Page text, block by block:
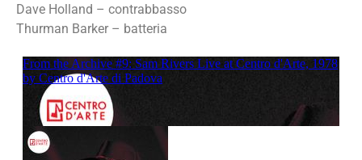
Dave Holland – contrabbasso
Thurman Barker – batteria